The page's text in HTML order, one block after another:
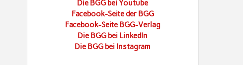
Die BGG bei Youtube
Facebook-Seite der BGG
Facebook-Seite BGG-Verlag
Die BGG bei LinkedIn
Die BGG bei Instagram